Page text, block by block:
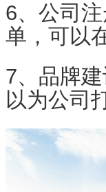
6、公司
单，可以
7、品牌
以为公司